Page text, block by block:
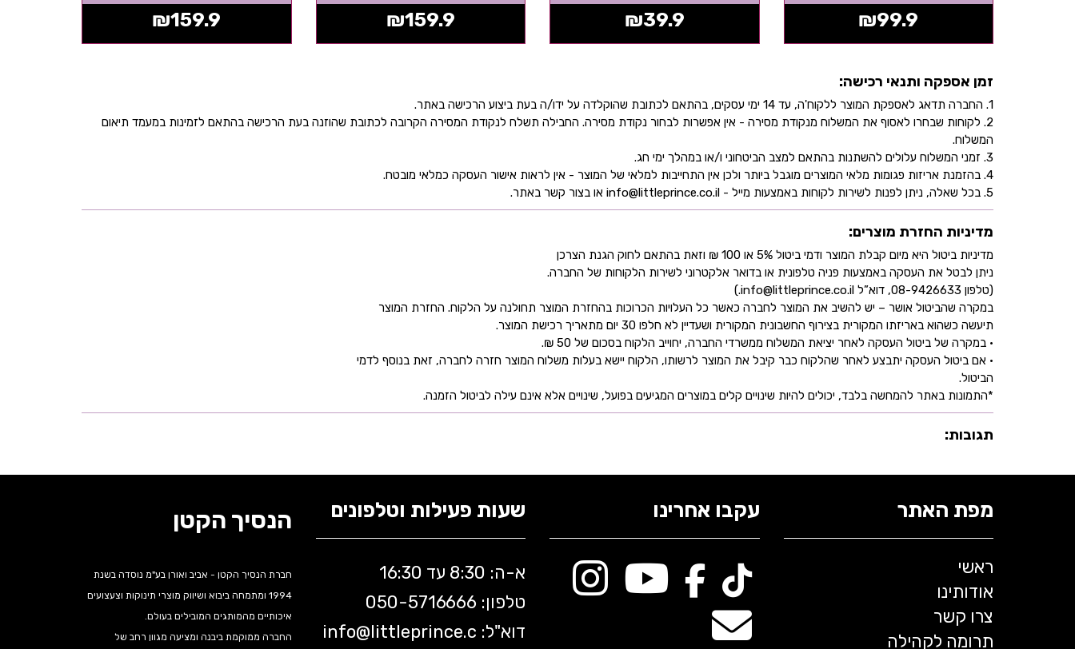
₪99.9
₪39.9
₪159.9
₪159.9
זמן אספקה ותנאי רכישה:
1. החברה תדאג לאספקת המוצר ללקוח'ה, עד 14 ימי עסקים, בהתאם לכתובת שהוקלדה על ידו/ה בעת ביצוע הרכישה באתר.
2. לקוחות שבחרו לאסוף את המשלוח מנקודת מסירה - אין אפשרות לבחור נקודת מסירה. החבילה תשלח לנקודת המסירה הקרובה לכתובת שהוזנה בעת הרכישה בהתאם לזמינות במעמד תיאום
המשלוח.
3. זמני המשלוח עלולים להשתנות בהתאם למצב הביטחוני ו/או במהלך ימי חג.
4. בהזמנת אריזות פגומות מלאי המוצרים מוגבל ביותר ולכן אין התחייבות למלאי של המוצר - אין לראות אישור העסקה כמלאי מובטח.
5. בכל שאלה, ניתן לפנות לשירות לקוחות באמצעות מייל - info@littleprince.co.il או בצור קשר באתר.
מדיניות החזרת מוצרים:
מדיניות ביטול היא מיום קבלת המוצר ודמי ביטול 5% או 100 ₪ וזאת בהתאם לחוק הגנת הצרכן
ניתן לבטל את העסקה באמצעות פניה טלפונית או בדואר אלקטרוני לשירות הלקוחות של החברה.
(טלפון 08-9426633, דוא”ל info@littleprince.co.il.)
במקרה שהביטול אושר – יש להשיב את המוצר לחברה כאשר כל העלויות הכרוכות בהחזרת המוצר תחולנה על הלקוח. החזרת המוצר
תיעשה כשהוא באריזתו המקורית בצירוף החשבונית המקורית ושעדיין לא חלפו 30 יום מתאריך רכישת המוצר.
• במקרה של ביטול העסקה לאחר יציאת המשלוח ממשרדי החברה, יחוייב הלקוח בסכום של 50 ₪.
• אם ביטול העסקה יתבצע לאחר שהלקוח כבר קיבל את המוצר לרשותו, הלקוח יישא בעלות משלוח המוצר חזרה לחברה, זאת בנוסף לדמי
הביטול.
*התמונות באתר להמחשה בלבד, יכולים להיות שינויים קלים במוצרים המגיעים בפועל, שינויים אלא אינם עילה לביטול הזמנה.
תגובות:
מפת האתר
ראשי
אודותינו
צרו קשר
תרומה לקהילה
עקבו אחרינו שעות פעילות וטלפונים
א-ה: 8:30 עד 16:30
טלפון: 050-5 716666
דוא"ל:
info@littleprince.c
הנסיך הקטן
חברת הנסיך הקטן - אביב ואורן בע"מ נוסדה בשנת
1994 ומתמחה ביבוא ושיווק מוצרי תינוקות וצעצועים
איכותיים מהמותגים המובילים בעולם.
החברה ממוקמת ביבנה ומציעה מגוון רחב של